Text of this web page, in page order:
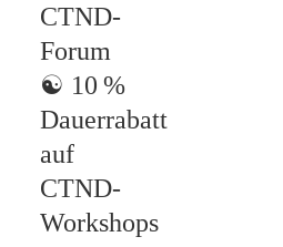
CTND-
Forum
☯ 10 %
Dauerrabatt
auf
CTND-
Workshops